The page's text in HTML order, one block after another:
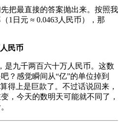
把最直接的答案抛出来。按照我
1日元 ≈ 0.0463人民币），那
民币
是九千两百六十万人民币。这数
？感觉瞬间从“亿”的单位掉到
得上是巨款了。不过话说回来，
，今天的数明天可能就不同了，